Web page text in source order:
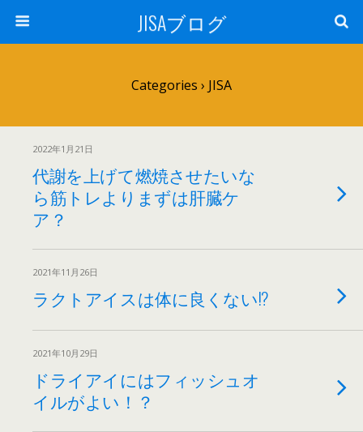
JISAブログ
Categories › JISA
2022年1月21日
代謝を上げて燃焼させたいな
ら筋トレよりまずは肝臓ケ
ア？
2021年11月26日
ラクトアイスは体に良くない!?
2021年10月29日
ドライアイにはフィッシュオ
イルがよい！？